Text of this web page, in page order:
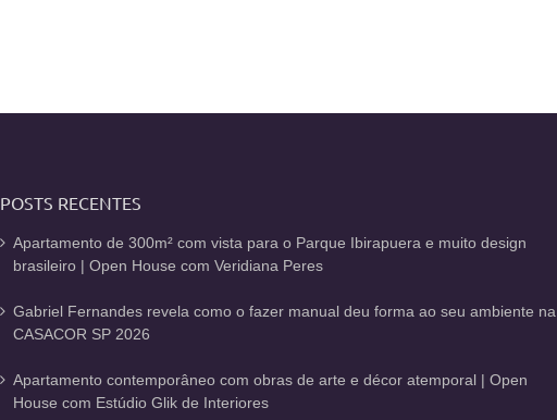
POSTS RECENTES
Apartamento de 300m² com vista para o Parque Ibirapuera e muito design
brasileiro | Open House com Veridiana Peres
Gabriel Fernandes revela como o fazer manual deu forma ao seu ambiente na
CASACOR SP 2026
Apartamento contemporâneo com obras de arte e décor atemporal | Open
House com Estúdio Glik de Interiores